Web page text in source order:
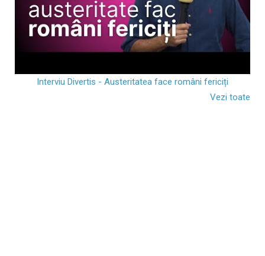
Interviu Divertis - Austeritatea face români fericiți
Vezi toate